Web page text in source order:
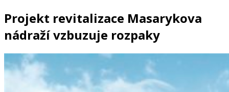
Projekt revitalizace Masarykova
nádraží vzbuzuje rozpaky